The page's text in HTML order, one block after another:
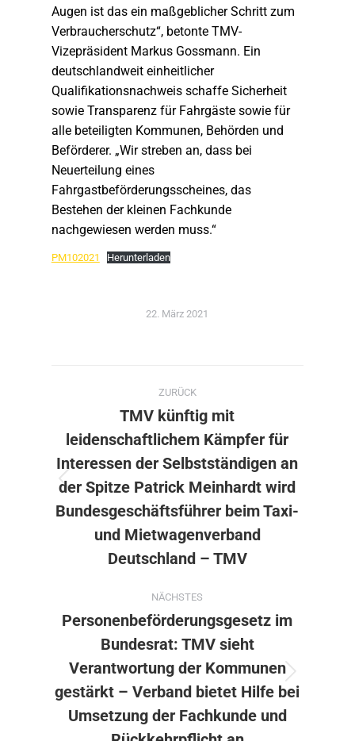
Augen ist das ein maßgeblicher Schritt zum
Verbraucherschutz“, betonte TMV-
Vizepräsident Markus Gossmann. Ein
deutschlandweit einheitlicher
Qualifikationsnachweis schaffe Sicherheit
sowie Transparenz für Fahrgäste sowie für
alle beteiligten Kommunen, Behörden und
Beförderer. „Wir streben an, dass bei
Neuerteilung eines
Fahrgastbeförderungsscheines, das
Bestehen der kleinen Fachkunde
nachgewiesen werden muss.“
PM102021 Herunterladen
22. März 2021
Kommentarnavigation
ZURÜCK
Vorheriger
Beitrag:
TMV künftig mit
leidenschaftlichem Kämpfer für
Interessen der Selbstständigen an
der Spitze Patrick Meinhardt wird
Bundesgeschäftsführer beim Taxi-
und Mietwagenverband
Deutschland – TMV
NÄCHSTES
Beitrag:
Personenbeförderungsgesetz im
Bundesrat: TMV sieht
Verantwortung der Kommunen
gestärkt – Verband bietet Hilfe bei
Umsetzung der Fachkunde und